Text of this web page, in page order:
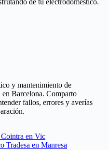
de tu electrodoméstico.
y mantenimiento de
Barcelona. Comparto
fallos, errores y averías
en Vic
Tradesa en Manresa